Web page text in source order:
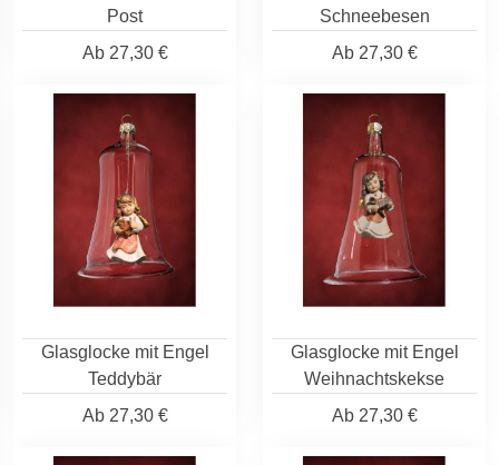
Post
Ab27,30 €
Schneebesen
Ab27,30 €
Glasglocke mit Engel
Teddybär
Ab27,30 €
Glasglocke mit Engel
Weihnachtskekse
Ab27,30 €